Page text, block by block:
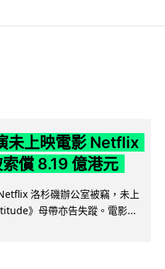
未上映電影 Netflix
償 8.19 億港元
洛杉磯辦公室被竊，未上
》母帶亦告失蹤。電影...